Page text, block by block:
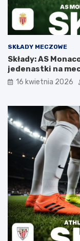
SKŁADY MECZOWE
Składy: AS
jedenastki na
16 kwietnia 2026